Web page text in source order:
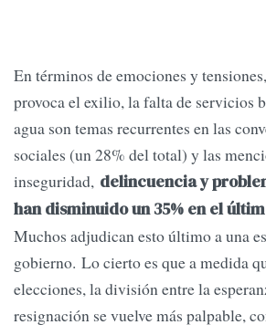
En términos de emociones y
provoca el exilio, la falta de servicios
agua son temas recurrentes en las
sociales (un 28% del total) y las
inseguridad, delincuencia y
han disminuido un 35% en el
Muchos adjudican esto último a una
gobierno. Lo cierto es que a medida
elecciones, la división entre la
resignación se vuelve más palpable,